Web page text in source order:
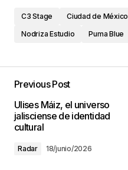
C3 Stage Ciudad de México
Nodriza Estudio
Puma Blue
Previous Post
Ulises Máiz, el universo
jalisciense de identidad
cultural
Radar 18/junio/2026